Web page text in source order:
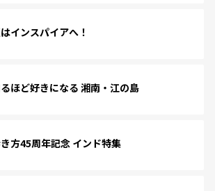
インスパイアへ！
ほど好きになる 湘南・江の島
方45周年記念 インド特集